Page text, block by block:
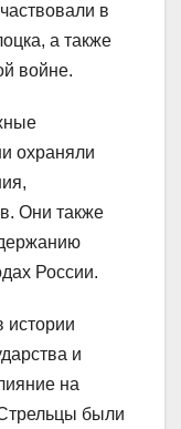
в
а также
войне.
охраняли
Они также
России.
истории
и
на
были